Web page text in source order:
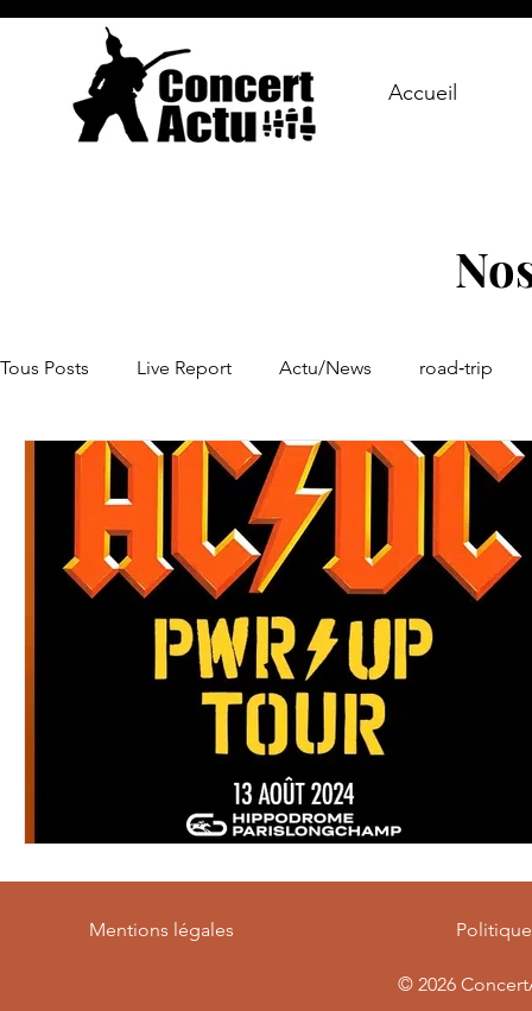
Accueil
Tous Posts Live Report Actu/News road‑trip
Mentions légales
© 2026